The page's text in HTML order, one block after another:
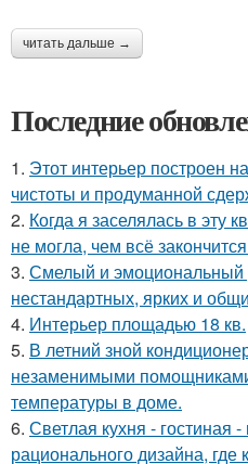
читать дальше →
Последние
1. Этот интерьер построен
чистоты и продуманной
2. Когда я заселялась в эту
не могла, чем всё
3. Смелый и эмоциональный
нестандартных, ярких и
4. Интерьер площадью 18 кв.
5. В летний зной
незаменимыми
температуры в доме.
6. Светлая кухня - гостиная
рационального дизайна,